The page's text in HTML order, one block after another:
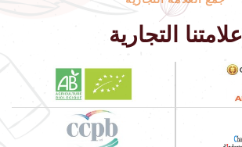
علامتنا التجارية